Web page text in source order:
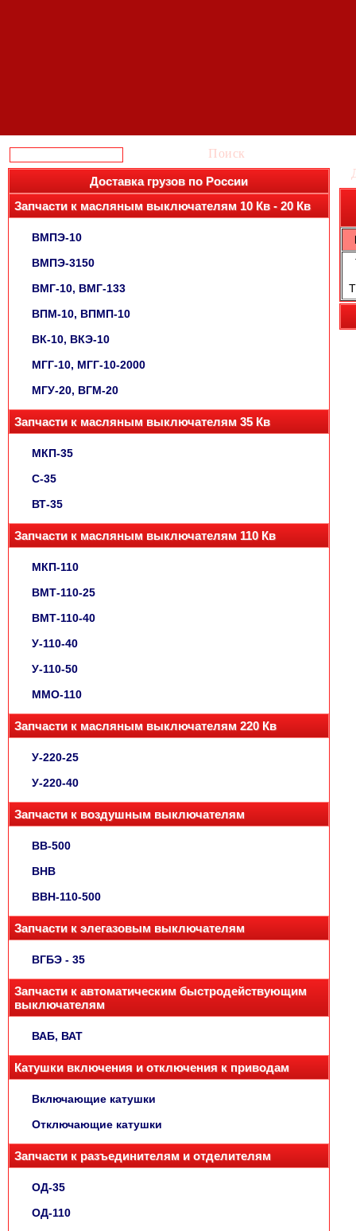
Поиск
Доставка грузов по России
Запчасти к масляным выключателям 10 Кв - 20 Кв
ВМПЭ-10
ВМПЭ-3150
ВМГ-10, ВМГ-133
ВПМ-10, ВПМП-10
ВК-10, ВКЭ-10
МГГ-10, МГГ-10-2000
МГУ-20, ВГМ-20
Запчасти к масляным выключателям 35 Кв
МКП-35
С-35
ВТ-35
Запчасти к масляным выключателям 110 Кв
МКП-110
ВМТ-110-25
ВМТ-110-40
У-110-40
У-110-50
ММО-110
Запчасти к масляным выключателям 220 Кв
У-220-25
У-220-40
Запчасти к воздушным выключателям
ВВ-500
ВНВ
ВВН-110-500
Запчасти к элегазовым выключателям
ВГБЭ - 35
Запчасти к автоматическим быстродействующим
выключателям
ВАБ, ВАТ
Катушки включения и отключения к приводам
Включающие катушки
Отключающие катушки
Запчасти к разъединителям и отделителям
ОД-35
ОД-110